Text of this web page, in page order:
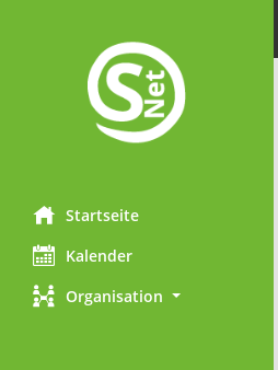
Startseite
Kalender
Organisation